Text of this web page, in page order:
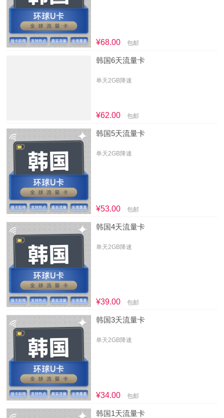
¥68.00 包邮
韩国6天流量卡
单天2GB降速
¥62.00 包邮
韩国5天流量卡
单天2GB降速
¥53.00 包邮
韩国4天流量卡
单天2GB降速
¥39.00 包邮
韩国3天流量卡
单天2GB降速
¥34.00 包邮
韩国1天流量卡